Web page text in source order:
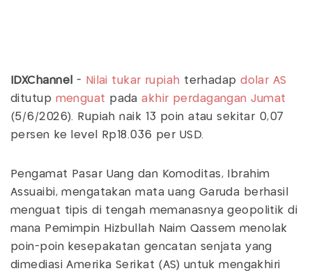
IDXChannel - Nilai tukar rupiah terhadapdolar AS
ditutup menguat padaakhir perdagangan Jumat
(5/6/2026). Rupiah naik 13 poin atau sekitar 0,07
persen ke level Rp18.036 per USD.
Pengamat Pasar Uang dan Komoditas, Ibrahim
Assuaibi, mengatakan mata uang Garuda berhasil
menguat tipis di tengah memanasnya geopolitik di
mana Pemimpin Hizbullah Naim Qassem menolak
poin-poin kesepakatan gencatan senjata yang
dimediasi Amerika Serikat (AS) untuk mengakhiri